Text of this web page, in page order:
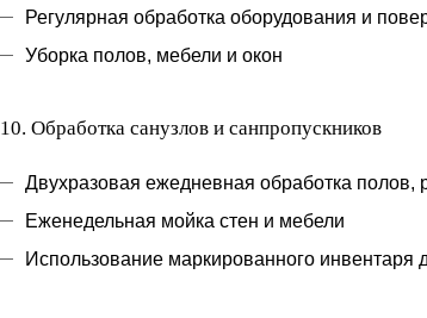
Регулярная обработка оборудования и
Уборка полов, мебели и окон
10. Обработка санузлов и санпропускников
Двухразовая ежедневная обработка полов,
Еженедельная мойка стен и мебели
Использование маркированного инвентаря